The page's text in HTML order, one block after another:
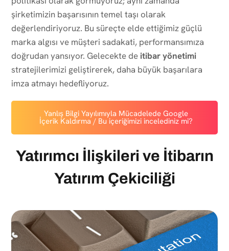
şirketimizin başarısının temel taşı olarak
değerlendiriyoruz. Bu süreçte elde ettiğimiz güçlü
marka algısı ve müşteri sadakati, performansımıza
doğrudan yansıyor. Gelecekte de itibar yönetimi
stratejilerimizi geliştirerek, daha büyük başarılara
imza atmayı hedefliyoruz.
Yanlış Bilgi Yayılımıyla Mücadelede Google
İçerik Kaldırma / Bu içeriğimizi incelediniz mi?
Yatırımcı İlişkileri ve İtibarın
Yatırım Çekiciliği